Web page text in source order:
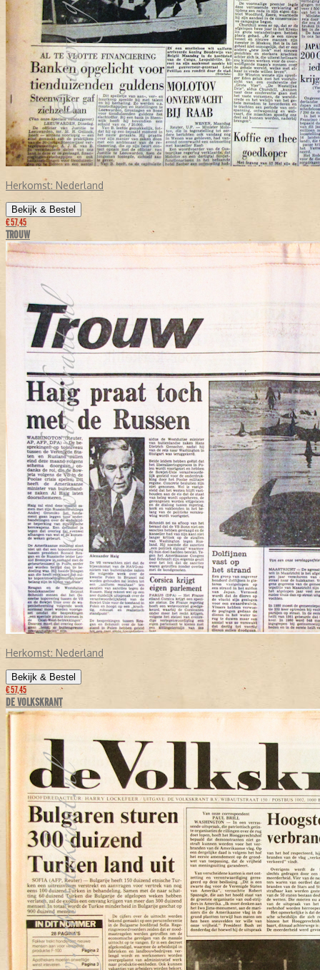
Herkomst: Nederland
Bekijk & Bestel
€ 57,45
TROUW
Herkomst: Nederland
Bekijk & Bestel
€ 57,45
DE VOLKSKRANT